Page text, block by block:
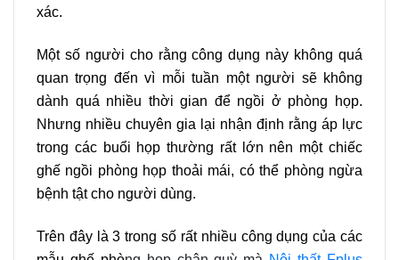
xác.
Một số người cho rằng công dụng này không quá
quan trọng đến vì mỗi tuần một người sẽ không
dành quá nhiều thời gian để ngồi ở phòng họp.
Nhưng nhiều chuyên gia lại nhận định rằng áp lực
trong các buổi họp thường rất lớn nên một chiếc
ghế ngồi phòng họp thoải mái, có thể phòng ngừa
bệnh tật cho người dùng.
Trên đây là 3 trong số rất nhiều công dụng của các